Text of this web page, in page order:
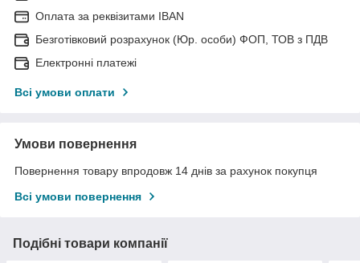
Оплата за реквізитами IBAN
Безготівковий розрахунок (Юр. особи) ФОП, ТОВ з ПДВ
Електронні платежі
Всі умови оплати
Умови повернення
Повернення товару впродовж 14 днів за рахунок покупця
Всі умови повернення
Подібні товари компанії